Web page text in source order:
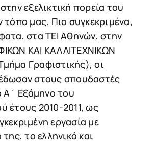
εξελικτική πορεία του
τόπο μας. Πιο συγκεκριμένα,
στα ΤΕΙ Αθηνών, στην
ΚΑΙ ΚΑΛΛΙΤΕΧΝΙΚΩΝ
Γραφιστικής), οι
στους σπουδαστές
Α΄ Εξάμηνο του
έτους 2010-2011, ως
εργασία με
της, το ελληνικό και